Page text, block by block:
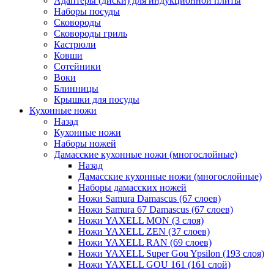
Наборы посуды
Сковороды
Сковороды гриль
Кастрюли
Ковши
Сотейники
Воки
Блинницы
Крышки для посуды
Кухонные ножи
Назад
Кухонные ножи
Наборы ножей
Дамасские кухонные ножи (многослойные)
Назад
Дамасские кухонные ножи (многослойные)
Наборы дамасских ножей
Ножи Samura Damascus (67 слоев)
Ножи Samura 67 Damascus (67 слоев)
Ножи YAXELL MON (3 слоя)
Ножи YAXELL ZEN (37 слоев)
Ножи YAXELL RAN (69 слоев)
Ножи YAXELL Super Gou Ypsilon (193 слоя)
Ножи YAXELL GOU 161 (161 слой)